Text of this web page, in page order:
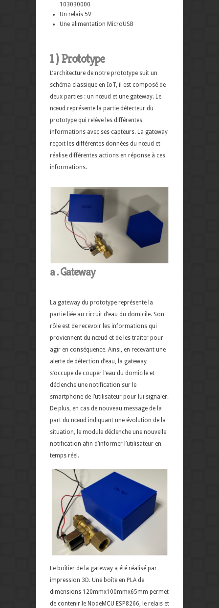
103030000
Un relais 5V
Une alimentation MicroUSB
1 ) Prototype
L’architecture de notre prototype suit un
schéma classique en IoT, il est composé de
deux parties : un nœud et une gateway. Le
nœud représente la partie détecteur du
prototype qui relève les différentes
informations avec ses capteurs. La gateway
reçoit les différentes données du nœud et
réalise différentes actions en réponse à ces
informations.
a . Gateway
La gateway du prototype représente la
partie liée au circuit d’eau du domicile. Son
rôle est de recevoir les informations qui
proviennent du nœud et de les traiter pour
agir en conséquence. Ainsi, en recevant une
alerte de détection d’eau, la gateway
s’occupe de couper l’eau du domicile et
déclenche une notification sur le
smartphone de l’utilisateur pour lui signaler.
De plus, en cas de nouveau message de la
part du nœud indiquant une évolution de la
situation, le module déclenche une nouvelle
notification afin d’informer l’utilisateur en
temps réel.
Le boîtier de la gateway a été réalisé par
impression 3D. Une boîte en PLA de
dimensions 120mmx100mmx65mm permet
de contenir le NodeMCU ESP8266, le relais et